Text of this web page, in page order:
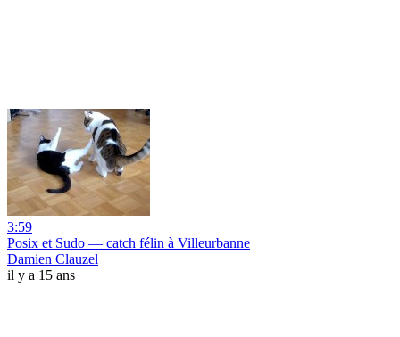
3:59
Posix et Sudo — catch félin à Villeurbanne
Damien Clauzel
il y a 15 ans